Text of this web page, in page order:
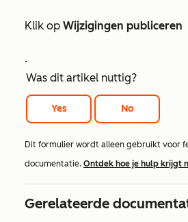
Klik op Wijzigingen publiceren
.
Was dit artikel nuttig?
Yes No
Dit formulier wordt alleen gebruikt voor
documentatie. Ontdek hoe je hulp krijgt
Gerelateerde